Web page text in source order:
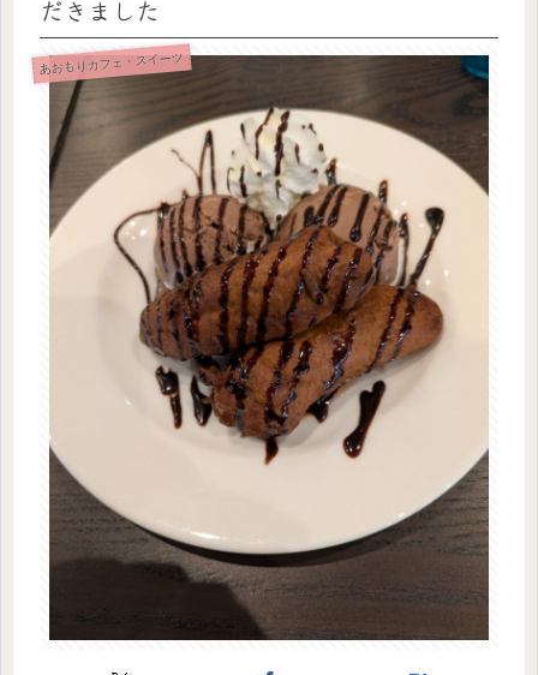
だきました
あおもりカフェ・スイーツ